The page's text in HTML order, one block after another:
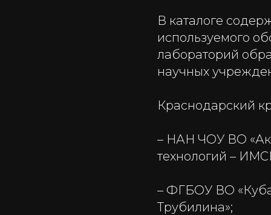
В каталоге
используемого
лабораторий
научных
Краснодарский
– НАН ЧОУ ВО
технологий –
– ФГБОУ ВО
Трубилина»;